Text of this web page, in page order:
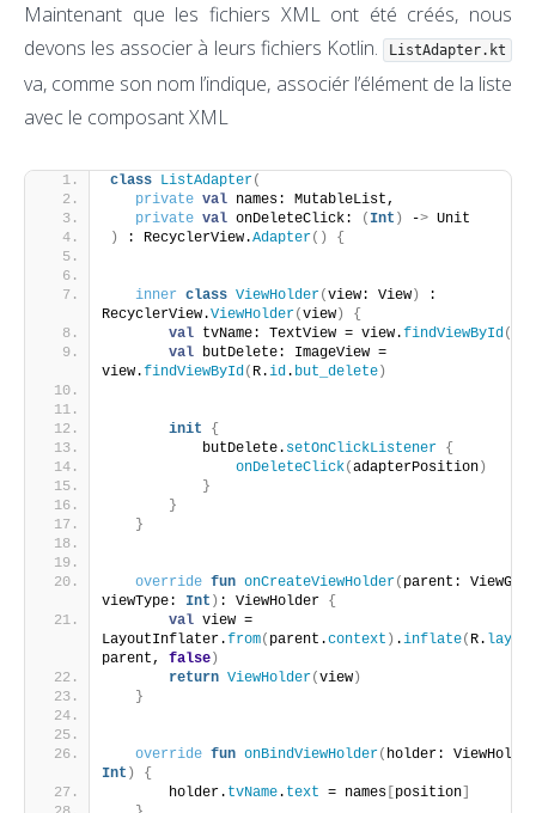
Maintenant que les fichiers XML ont été créés, nous
devons les associer à leurs fichiers Kotlin.
ListAdapter.kt
va, comme son nom l’indique, associér l’élément de la liste
avec le composant XML
class ListAdapter(
private val names: MutableList,
private val onDeleteClick: ( Int ) -> Unit
)
: RecyclerView.Adapter() {
inner class ViewHolder(view: View )
:
RecyclerView.ViewHolder(view )
{
val tvName: TextView = view.findViewById(
val butDelete: ImageView =
view.findViewById( R.id. but_delete )
init
{
           butDelete.
setOnClickListener {
onDeleteClick(adapterPosition )
}
}
}
override fun onCreateViewHolder( parent:
viewType: Int ) : ViewHolder {
val view =
LayoutInflater.from( parent.context ) .inflate( R. layout
parent, false )
return ViewHolder(view )
}
override fun onBindViewHolder(
Int )
{
       holder.
tvName. text = names position